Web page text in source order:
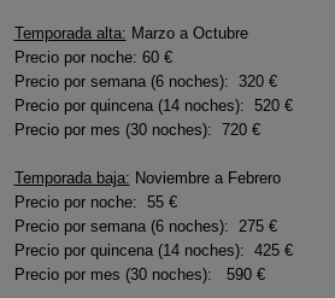
Temporada alta: Marzo a Octubre
Precio por noche: 60 €
Precio por semana (6 noches): 320 €
Precio por quincena (14 noches): 520 €
Precio por mes (30 noches): 720 €
Temporada baja: Noviembre a Febrero
Precio por noche: 55 €
Precio por semana (6 noches): 275 €
Precio por quincena (14 noches): 425 €
Precio por mes (30 noches): 590 €